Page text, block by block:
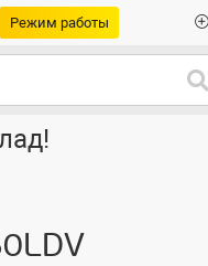
Режим работы